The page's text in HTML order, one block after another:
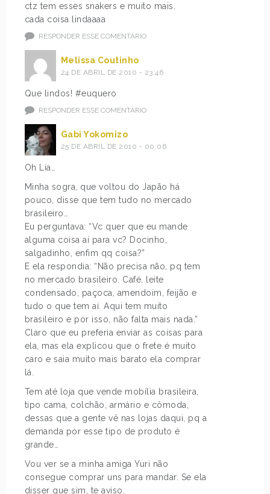
ctz tem esses snakers e muito mais.
cada coisa lindaaaa
RESPONDER ESSE COMENTÁRIO
Melissa Coutinho
24 DE ABRIL DE 2010 - 23:46
Que lindos! #euquero
RESPONDER ESSE COMENTÁRIO
Gabi Yokomizo
25 DE ABRIL DE 2010 - 00:06
Oh Lia…
Minha sogra, que voltou do Japão há
pouco, disse que tem tudo no mercado
brasileiro…
Eu perguntava: “Vc quer que eu mande
alguma coisa aí para vc? Docinho,
salgadinho, enfim qq coisa?”
E ela respondia: “Não precisa não, pq tem
no mercado brasileiro. Café, leite
condensado, paçoca, amendoim, feijão e
tudo o que tem aí. Aqui tem muito
brasileiro e por isso, não falta mais nada.”
Claro que eu preferia enviar as coisas para
ela, mas ela explicou que o frete é muito
caro e saia muito mais barato ela comprar
lá.
Tem até loja que vende mobília brasileira,
tipo cama, colchão, armário e cômoda,
dessas que a gente vê nas lojas daqui, pq a
demanda por esse tipo de produto é
grande…
Vou ver se a minha amiga Yuri não
consegue comprar uns para mandar. Se ela
disser que sim, te aviso.